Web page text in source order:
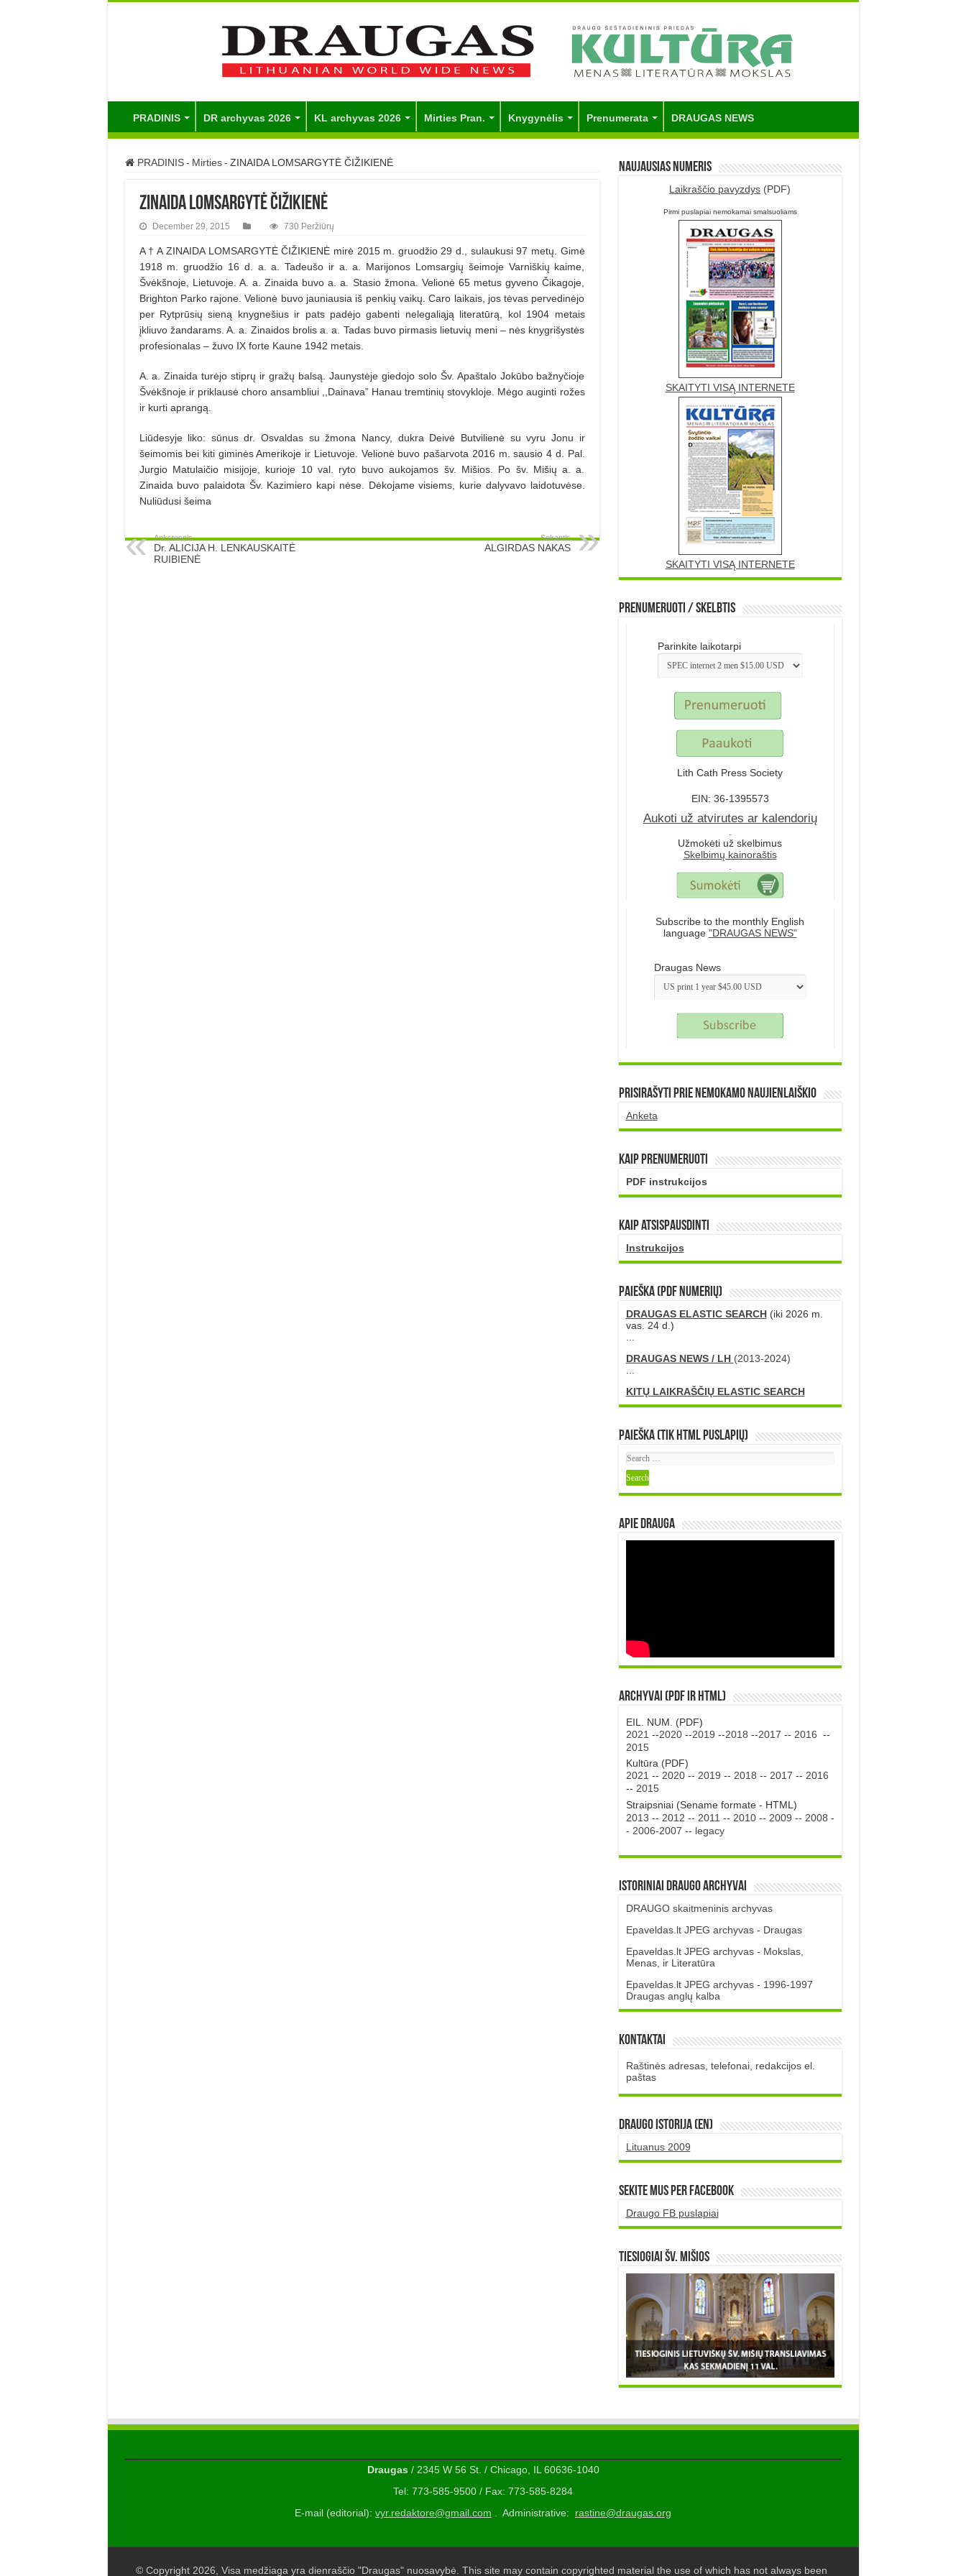
PRADINIS DR archyvas 2026 KL archyvas 2026 Mirties Pran. Knygynėlis Prenumerata DRAUGAS NEWS
PRADINIS - Mirties - ZINAIDA LOMSARGYTĖ ČIŽIKIENĖ
ZINAIDA LOMSARGYTĖ ČIŽIKIENĖ
December 29, 2015 730 Peržiūrų
A † A ZINAIDA LOMSARGYTĖ ČIŽIKIENĖ mirė 2015 m. gruodžio 29 d., sulaukusi 97 metų. Gimė
1918 m. gruodžio 16 d. a. a. Tadeušo ir a. a. Marijonos Lomsargių šeimoje Varniškių kaime,
Švėkšnoje, Lietuvoje. A. a. Zinaida buvo a. a. Stasio žmona. Velionė 65 metus gyveno Čikagoje,
Brighton Parko rajone. Velionė buvo jauniausia iš penkių vaikų. Caro laikais, jos tėvas pervedinėjo
per Rytprūsių sieną knygnešius ir pats padėjo gabenti nelegaliąją literatūrą, kol 1904 metais
įkliuvo žandarams. A. a. Zinaidos brolis a. a. Tadas buvo pirmasis lietuvių meni – nės knygrišystės
profesionalas – žuvo IX forte Kaune 1942 metais.
A. a. Zinaida turėjo stiprų ir gražų balsą. Jaunystėje giedojo solo Šv. Apaštalo Jokūbo bažnyčioje
Švėkšnoje ir priklausė choro ansambliui ,,Dainava” Hanau tremtinių stovykloje. Mėgo auginti rožes
ir kurti aprangą.
Liūdesyje liko: sūnus dr. Osvaldas su žmona Nancy, dukra Deivė Butvilienė su vyru Jonu ir
šeimomis bei kiti giminės Amerikoje ir Lietuvoje. Velionė buvo pašarvota 2016 m. sausio 4 d. Pal.
Jurgio Matulaičio misijoje, kurioje 10 val. ryto buvo aukojamos šv. Mišios. Po šv. Mišių a. a.
Zinaida buvo palaidota Šv. Kazimiero kapi nėse. Dėkojame visiems, kurie dalyvavo laidotuvėse.
Nuliūdusi šeima
Ankstesnis
Dr. ALICIJA H. LENKAUSKAITĖ
RUIBIENĖ
Sekantis
ALGIRDAS NAKAS
Naujausias numeris
Laikraščio pavyzdys (PDF)
Pirmi puslapiai nemokamai smalsuoliams
SKAITYTI VISĄ INTERNETE
SKAITYTI VISĄ INTERNETE
Prenumeruoti / Skelbtis
Parinkite laikotarpi
Lith Cath Press Society
EIN: 36-1395573
Aukoti už atvirutes ar kalendorių
.
Užmokėti už skelbimus
Skelbimų kainoraštis
.
Subscribe to the monthly English
language "DRAUGAS NEWS"
Draugas News
Prisirašyti prie nemokamo naujienlaiškio
Anketa
Kaip prenumeruoti
PDF instrukcijos
Kaip atsispausdinti
Instrukcijos
PAIEŠKA (PDF numerių)
DRAUGAS ELASTIC SEARCH(iki 2026 m.
vas. 24 d.)
...
DRAUGAS NEWS / LH (2013-2024)
...
KITŲ LAIKRAŠČIŲ ELASTIC SEARCH
Paieška (tik HTML puslapių)
Apie DRAUGA
Archyvai (PDF ir HTML)
EIL. NUM. (PDF)
2021 --2020--2019 --2018 --2017 -- 2016 --
2015
Kultūra (PDF)
2021 -- 2020-- 2019 -- 2018 -- 2017 -- 2016
-- 2015
Straipsniai (Sename formate - HTML)
2013 -- 2012 -- 2011 -- 2010-- 2009 -- 2008 -
- 2006-2007 -- legacy
Istoriniai DRAUGO Archyvai
DRAUGO skaitmeninis archyvas
Epaveldas.lt JPEG archyvas - Draugas
Epaveldas.lt JPEG archyvas - Mokslas,
Menas, ir Literatūra
Epaveldas.lt JPEG archyvas - 1996-1997
Draugas anglų kalba
Kontaktai
Raštinės adresas, telefonai, redakcijos el.
paštas
DRAUGO istorija (EN)
Lituanus 2009
Sekite mus per Facebook
Draugo FB puslapiai
TIESIOGIAI šv. MIŠIOS
Draugas/ 2345 W 56 St. / Chicago, IL 60636-1040
Tel: 773-585-9500 / Fax: 773-585-8284
E-mail (editorial): vyr.redaktore@gmail.com . Administrative: rastine@draugas.org
© Copyright 2026, Visa medžiaga yra dienraščio "Draugas" nuosavybė. This site may contain copyrighted material the use of which has not always been